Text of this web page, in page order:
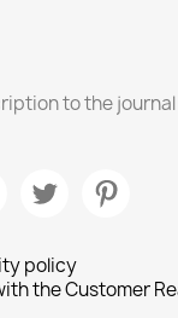
to the
policy
the Customer